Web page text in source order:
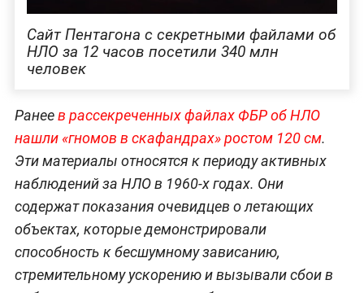
Сайт Пентагона с секретными файлами об
НЛО за 12 часов посетили 340 млн
человек
Ранеев рассекреченных файлах ФБР об НЛО
нашли «гномов в скафандрах» ростом 120 см.
Эти материалы относятся к периоду активных
наблюдений за НЛО в 1960-х годах. Они
содержат показания очевидцев о летающих
объектах, которые демонстрировали
способность к бесшумному зависанию,
стремительному ускорению и вызывали сбои в